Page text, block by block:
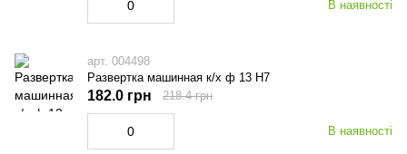
В наявності
арт. 004498
Развертка машинная к/х ф 13 Н7
В наявності
182.0 грн 218.4 грн